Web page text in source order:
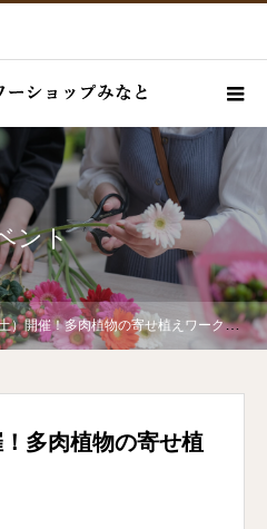
ント
開催！多肉植物の寄せ植えワークショップ
多肉植物の寄せ植